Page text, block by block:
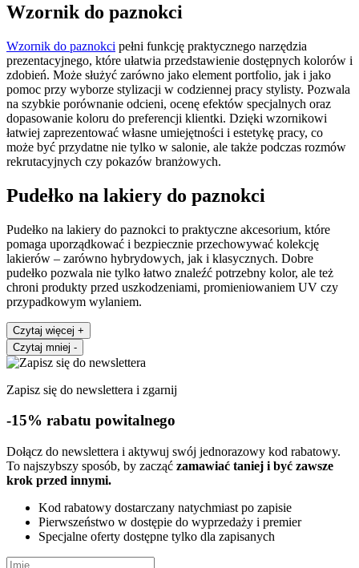
Wzornik do paznokci
Wzornik do paznokci pełni funkcję praktycznego narzędzia
prezentacyjnego, które ułatwia przedstawienie dostępnych kolorów i
zdobień. Może służyć zarówno jako element portfolio, jak i jako
pomoc przy wyborze stylizacji w codziennej pracy stylisty. Pozwala
na szybkie porównanie odcieni, ocenę efektów specjalnych oraz
dopasowanie koloru do preferencji klientki. Dzięki wzornikowi
łatwiej zaprezentować własne umiejętności i estetykę pracy, co
może być przydatne nie tylko w salonie, ale także podczas rozmów
rekrutacyjnych czy pokazów branżowych.
Pudełko na lakiery do paznokci
Pudełko na lakiery do paznokci to praktyczne akcesorium, które
pomaga uporządkować i bezpiecznie przechowywać kolekcję
lakierów – zarówno hybrydowych, jak i klasycznych. Dobre
pudełko pozwala nie tylko łatwo znaleźć potrzebny kolor, ale też
chroni produkty przed uszkodzeniami, promieniowaniem UV czy
przypadkowym wylaniem.
Czytaj więcej +
Czytaj mniej -
Zapisz się do newslettera i zgarnij
-15% rabatu powitalnego
Dołącz do newslettera i aktywuj swój jednorazowy kod rabatowy.
To najszybszy sposób, by zacząć zamawiać taniej i być zawsze
krok przed innymi.
Kod rabatowy dostarczany natychmiast po zapisie
Pierwszeństwo w dostępie do wyprzedaży i premier
Specjalne oferty dostępne tylko dla zapisanych